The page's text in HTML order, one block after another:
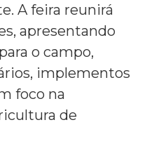
A feira reunirá
apresentando
o campo,
implementos
foco na
de